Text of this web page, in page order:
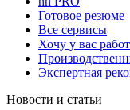
Готовое резюме
Все сервисы
Хочу у вас
Экспертная
Новости и статьи